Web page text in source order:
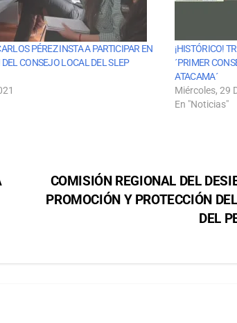
PÉREZ INSTA A PARTICIPAR EN
CONSEJO LOCAL DEL SLEP
¡HISTÓRICO!
´PRIMER
ATACAMA´
Miércoles, 29
En "Noticias"
COMISIÓN REGIONAL DEL
PROMOCIÓN Y PROTECCIÓN
DEL